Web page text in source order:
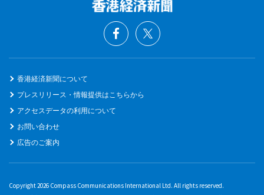
香港経済新聞について
プレスリリース・情報提供はこちらから
アクセスデータの利用について
お問い合わせ
広告のご案内
Copyright 2026 Compass Communications International Ltd. All rights reserved.